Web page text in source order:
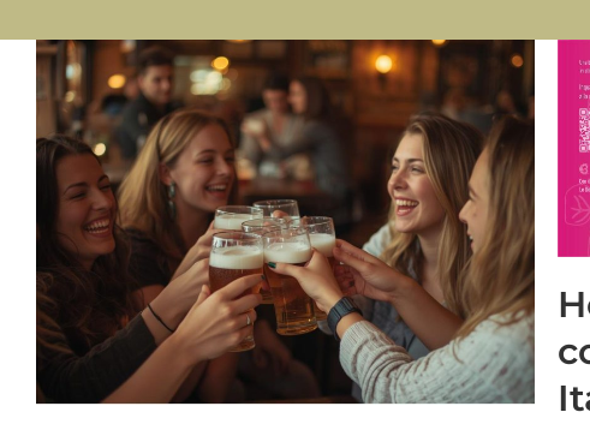
Hopazia: la prima birra collaborativa
femminile in Italia – second edition
Progetti di valorizzazione